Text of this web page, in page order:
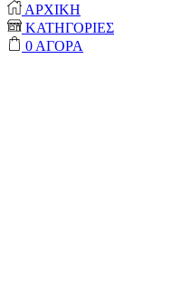
ΑΡΧΙΚΗ
ΚΑΤΗΓΟΡΙΕΣ
0 ΑΓΟΡΑ